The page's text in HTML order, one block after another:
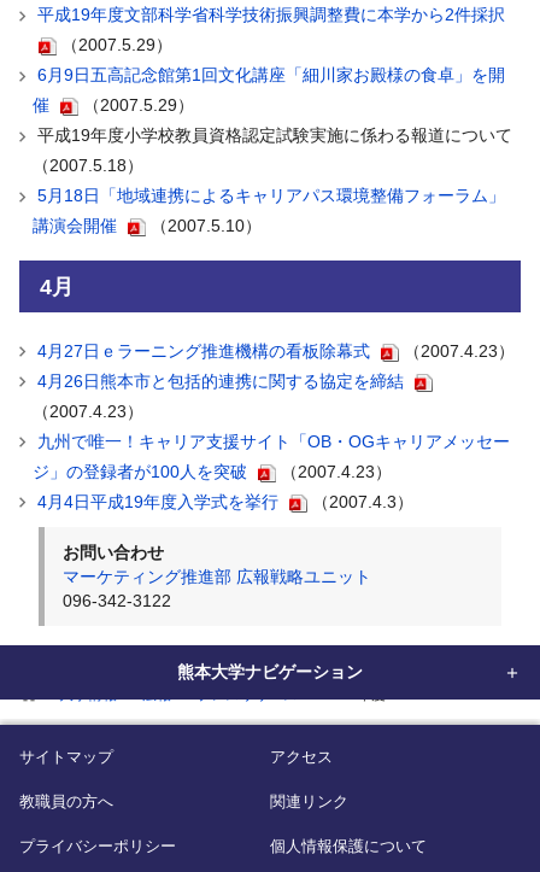
home
平成19年度文部科学省科学技術振興調整費に本学から2件採択
（2007.5.29）
6月9日五高記念館第1回文化講座「細川家お殿様の食卓」を開
催
（2007.5.29）
平成19年度小学校教員資格認定試験実施に係わる報道について
（2007.5.18）
5月18日「地域連携によるキャリアパス環境整備フォーラム」
講演会開催
（2007.5.10）
4月
4月27日ｅラーニング推進機構の看板除幕式
（2007.4.23）
4月26日熊本市と包括的連携に関する協定を締結
（2007.4.23）
九州で唯一！キャリア支援サイト「OB・OGキャリアメッセー
ジ」の登録者が100人を突破
（2007.4.23）
4月4日平成19年度入学式を挙行
（2007.4.3）
お問い合わせ
マーケティング推進部 広報戦略ユニット
096-342-3122
熊本大学ナビゲーション
サイトマップ アクセス
教職員の方へ 関連リンク
プライバシーポリシー 個人情報保護について